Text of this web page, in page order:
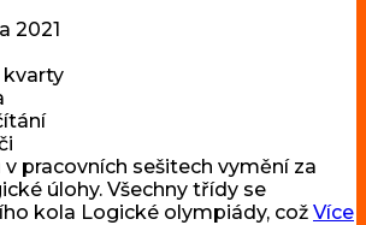
2021
kvarty
pracovních sešitech vymění za
úlohy. Všechny třídy se
kola Logické olympiády, což Více